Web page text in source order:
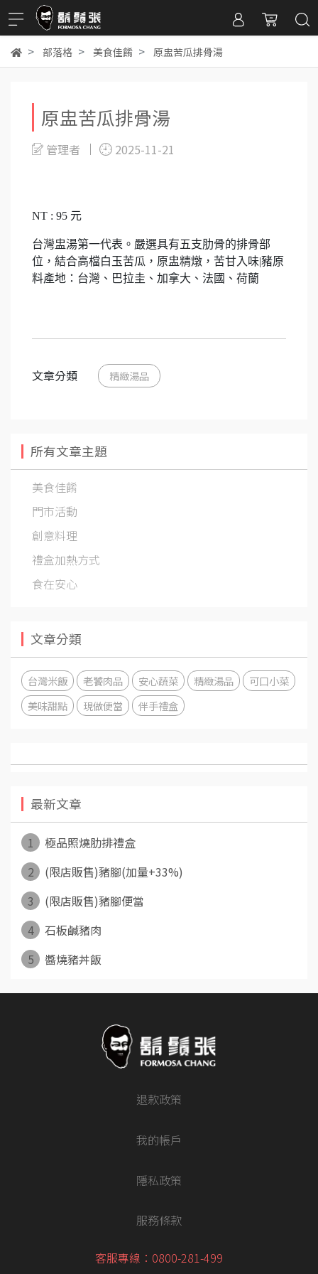
部落格 美食佳餚 原盅苦瓜排骨湯
原盅苦瓜排骨湯
管理者 2025-11-21
NT : 95 元
台灣盅湯第一代表。嚴選具有五支肋骨的排骨部
位，結合高檔白玉苦瓜，原盅精燉，苦甘入味|豬原
料產地：台灣、巴拉圭、加拿大、法國、荷蘭
文章分類 精緻湯品
所有文章主題
美食佳餚
門市活動
創意料理
禮盒加熱方式
食在安心
文章分類
台灣米飯 老饕肉品 安心蔬菜 精緻湯品
可口小菜
美味甜點
現做便當 伴手禮盒
最新文章
1
極品照燒肋排禮盒
2
(限店販售)豬腳(加量+33%)
3
(限店販售)豬腳便當
4
石板鹹豬肉
5
醬燒豬丼飯
退款政策
我的帳戶
隱私政策
服務條款
客服專線：0800-281-499